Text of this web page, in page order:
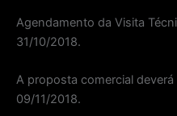
Agendamento da Visita
31/10/2018.
A proposta comercial
09/11/2018.